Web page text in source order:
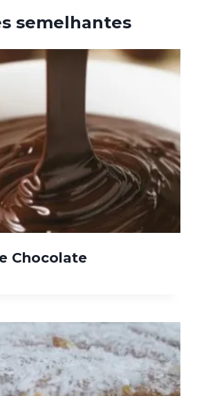
semelhantes
Chocolate